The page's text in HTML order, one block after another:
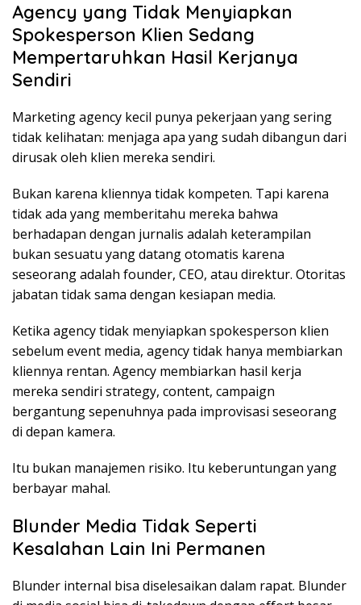
Agency yang Tidak Menyiapkan
Spokesperson Klien Sedang
Mempertaruhkan Hasil Kerjanya
Sendiri
Marketing agency kecil punya pekerjaan yang sering
tidak kelihatan: menjaga apa yang sudah dibangun dari
dirusak oleh klien mereka sendiri.
Bukan karena kliennya tidak kompeten. Tapi karena
tidak ada yang memberitahu mereka bahwa
berhadapan dengan jurnalis adalah keterampilan
bukan sesuatu yang datang otomatis karena
seseorang adalah founder, CEO, atau direktur. Otoritas
jabatan tidak sama dengan kesiapan media.
Ketika agency tidak menyiapkan spokesperson klien
sebelum event media, agency tidak hanya membiarkan
kliennya rentan. Agency membiarkan hasil kerja
mereka sendiri strategy, content, campaign
bergantung sepenuhnya pada improvisasi seseorang
di depan kamera.
Itu bukan manajemen risiko. Itu keberuntungan yang
berbayar mahal.
Blunder Media Tidak Seperti
Kesalahan Lain Ini Permanen
Blunder internal bisa diselesaikan dalam rapat. Blunder